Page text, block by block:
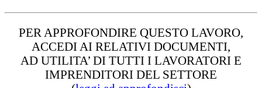
PER APPROFONDIRE QUESTO LAVORO,
ACCEDI AI RELATIVI DOCUMENTI,
AD UTILITA’ DI TUTTI I LAVORATORI E
IMPRENDITORI DEL SETTORE